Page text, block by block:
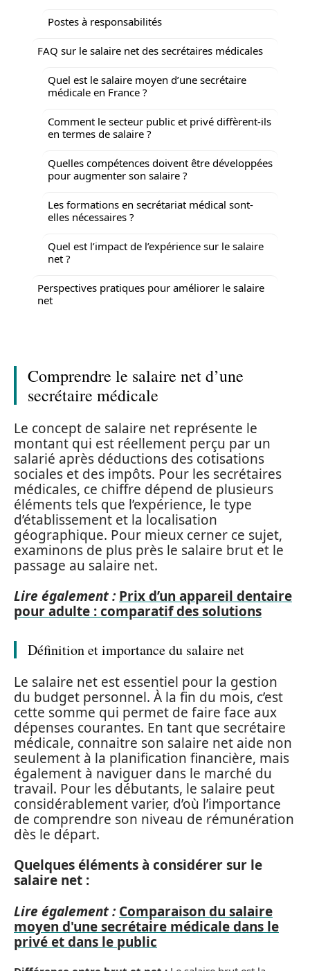
Postes à responsabilités
FAQ sur le salaire net des secrétaires médicales
Quel est le salaire moyen d’une secrétaire
médicale en France ?
Comment le secteur public et privé diffèrent-ils
en termes de salaire ?
Quelles compétences doivent être développées
pour augmenter son salaire ?
Les formations en secrétariat médical sont-
elles nécessaires ?
Quel est l’impact de l’expérience sur le salaire
net ?
Perspectives pratiques pour améliorer le salaire
net
Comprendre le salaire net d’une
secrétaire médicale
Le concept de salaire net représente le
montant qui est réellement perçu par un
salarié après déductions des cotisations
sociales et des impôts. Pour les secrétaires
médicales, ce chiffre dépend de plusieurs
éléments tels que l’expérience, le type
d’établissement et la localisation
géographique. Pour mieux cerner ce sujet,
examinons de plus près le salaire brut et le
passage au salaire net.
Lire également : Prix d’un appareil dentaire
pour adulte : comparatif des solutions
Définition et importance du salaire net
Le salaire net est essentiel pour la gestion
du budget personnel. À la fin du mois, c’est
cette somme qui permet de faire face aux
dépenses courantes. En tant que secrétaire
médicale, connaitre son salaire net aide non
seulement à la planification financière, mais
également à naviguer dans le marché du
travail. Pour les débutants, le salaire peut
considérablement varier, d’où l’importance
de comprendre son niveau de rémunération
dès le départ.
Quelques éléments à considérer sur le
salaire net :
Lire également : Comparaison du salaire
moyen d'une secrétaire médicale dans le
privé et dans le public